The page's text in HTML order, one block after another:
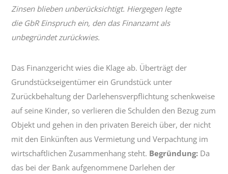
Zinsen blieben unberücksichtigt. Hiergegen legte
die GbR Einspruch ein, den das Finanzamt als
unbegründet zurückwies.
Das Finanzgericht wies die Klage ab. Überträgt der
Grundstückseigentümer ein Grundstück unter
Zurückbehaltung der Darlehensverpflichtung schenkweise
auf seine Kinder, so verlieren die Schulden den Bezug zum
Objekt und gehen in den privaten Bereich über, der nicht
mit den Einkünften aus Vermietung und Verpachtung im
wirtschaftlichen Zusammenhang steht. Begründung: Da
das bei der Bank aufgenommene Darlehen der